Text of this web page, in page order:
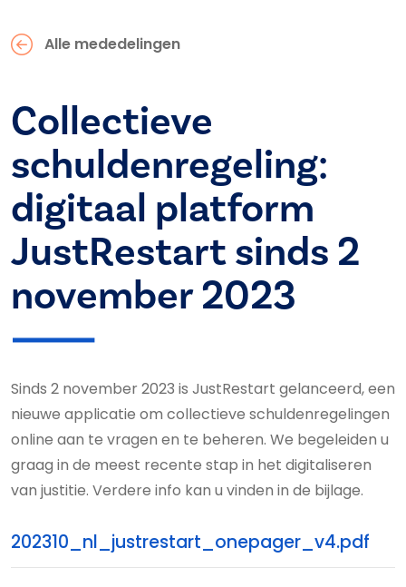
Alle mededelingen
Collectieve
schuldenregeling:
digitaal platform
JustRestart sinds 2
november 2023
Sinds 2 november 2023 is JustRestart gelanceerd, een
nieuwe applicatie om collectieve schuldenregelingen
online aan te vragen en te beheren. We begeleiden u
graag in de meest recente stap in het digitaliseren
van justitie. Verdere info kan u vinden in de bijlage.
202310_nl_justrestart_onepager_v4.pdf